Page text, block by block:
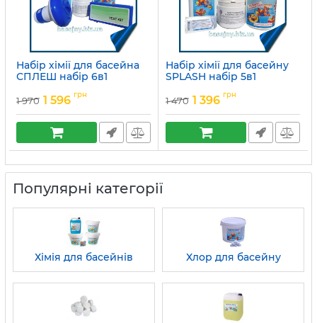
Набір хімії для басейна
СПЛЕШ набір 6в1
1 970 1 596 грн
Набір хімії для басейну
SPLASH набір 5в1
1 470 1 396 грн
Популярні категорії
Хімія для басейнів Хлор для басейну